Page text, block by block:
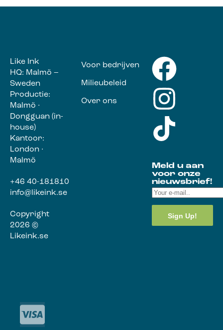
Like Ink
HQ: Malmö –
Sweden
Productie:
Malmö ·
Dongguan (in-
house)
Kantoor:
London ·
Malmö
+46 40-181810
info@likeink.se
Copyright
2026 ©
Likeink.se
Voor bedrijven
Milieubeleid
Over ons
Meld u aan
voor onze
nieuwsbrief!